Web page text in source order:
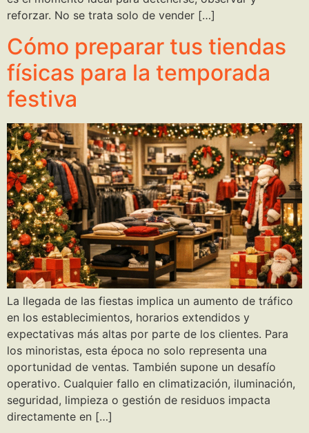
reforzar. No se trata solo de vender […]
Cómo preparar tus tiendas
físicas para la temporada
festiva
La llegada de las fiestas implica un aumento de tráfico
en los establecimientos, horarios extendidos y
expectativas más altas por parte de los clientes. Para
los minoristas, esta época no solo representa una
oportunidad de ventas. También supone un desafío
operativo. Cualquier fallo en climatización, iluminación,
seguridad, limpieza o gestión de residuos impacta
directamente en […]